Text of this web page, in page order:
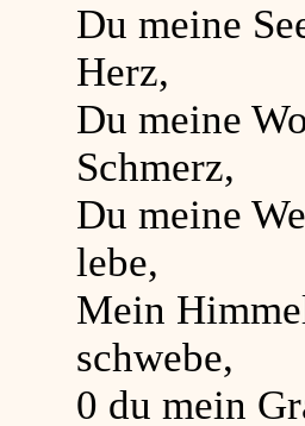
Du meine
Herz,
Du meine
Schmerz,
Du meine
lebe,
Mein
schwebe,
0 du mein